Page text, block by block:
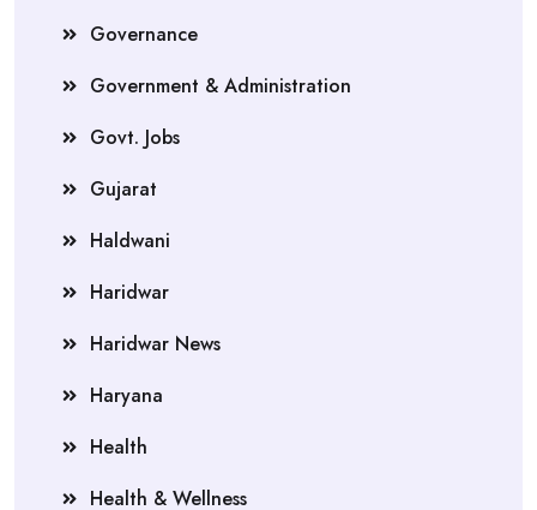
Governance
Government & Administration
Govt. Jobs
Gujarat
Haldwani
Haridwar
Haridwar News
Haryana
Health
Health & Wellness